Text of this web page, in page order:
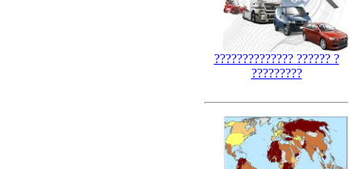
?????????????? ?????? ?
?????????